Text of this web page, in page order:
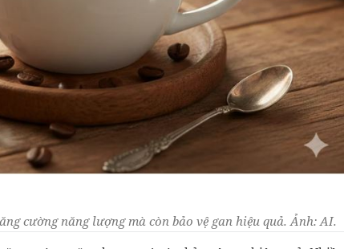
cường năng lượng mà còn bảo vệ gan hiệu quả. Ảnh: AI.